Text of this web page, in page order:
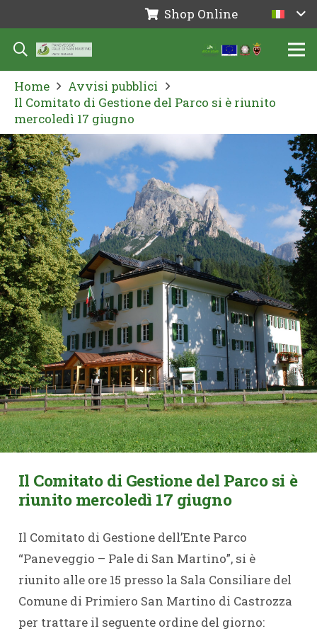
Shop Online
Home
Avvisi pubblici
Il Comitato di Gestione del Parco si è riunito
mercoledì 17 giugno
Il Comitato di Gestione del Parco si è
riunito mercoledì 17 giugno
Il Comitato di Gestione dell’Ente Parco
“Paneveggio – Pale di San Martino”, si è
riunito alle ore 15 presso la Sala Consiliare del
Comune di Primiero San Martino di Castrozza
per trattare il seguente ordine del giorno: